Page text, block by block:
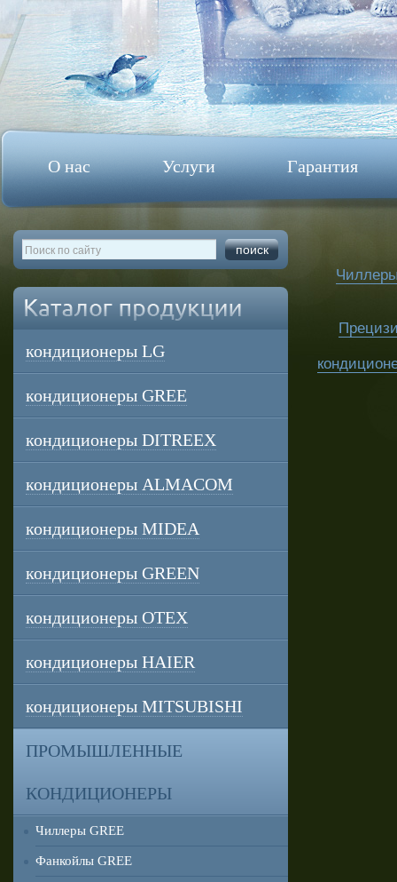
О нас Услуги Гарантия
кондиционеры LG
кондиционеры GREE
кондиционеры DITREEX
кондиционеры ALMACOM
кондиционеры MIDEA
кондиционеры GREEN
кондиционеры OTEX
кондиционеры HAIER
кондиционеры MITSUBISHI
ПРОМЫШЛЕННЫЕ
КОНДИЦИОНЕРЫ
Чиллеры GREE
Фанкойлы GREE